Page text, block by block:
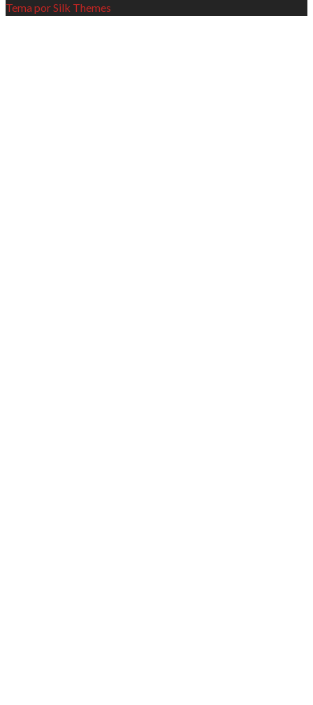
Tema por Silk Themes